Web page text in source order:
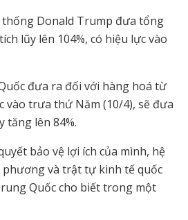
Donald Trump đưa tổng
lũy lên 104%, có hiệu lực vào
đưa ra đối với hàng hoá từ
vào trưa thứ Năm (10/4), sẽ đưa
tăng lên 84%.
bảo vệ lợi ích của mình, hệ
và trật tự kinh tế quốc
Quốc cho biết trong một